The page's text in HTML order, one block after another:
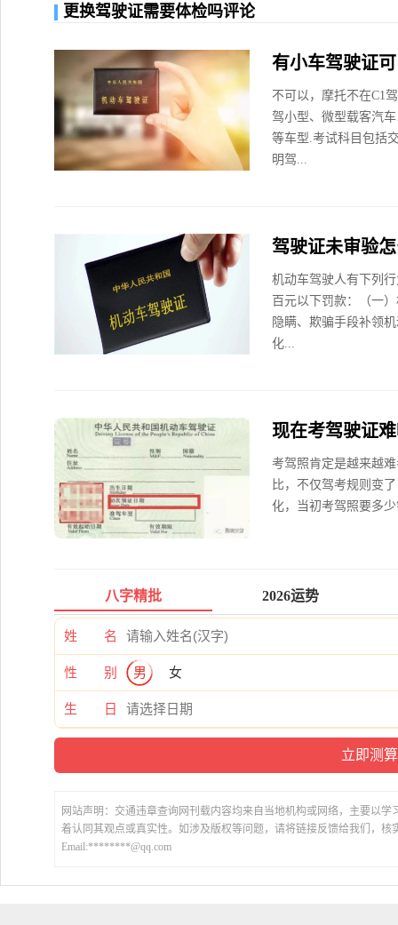
更换驾驶证需要体检吗评论
有小车驾驶证
不可以，摩托不在C1
驾小型、微型载客汽
等车型.考试科目包括
明驾...
驾驶证未审验
机动车驾驶人有下列
百元以下罚款：（一
隐瞒、欺骗手段补领
化...
现在考驾驶证
考驾照肯定是越来越
比，不仅驾考规则变
化，当初考驾照要多
八字精批 2026运势
姓 名
性 别 男 女
生 日
网站声明：交通违章查询网刊载内容均来自当地机构或网络，主要以
着认同其观点或真实性。如涉及版权等问题，请将链接反馈给我们，核
Email:********@qq.com